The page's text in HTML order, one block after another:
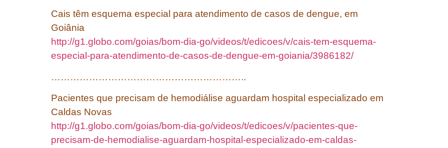
Cais têm esquema especial para atendimento de casos de dengue, em
Goiânia
http://g1.globo.com/goias/bom-dia-go/videos/t/edicoes/v/cais-tem-esquema-
especial-para-atendimento-de-casos-de-dengue-em-goiania/3986182/
……………………………………………………..
Pacientes que precisam de hemodiálise aguardam hospital especializado em
Caldas Novas
http://g1.globo.com/goias/bom-dia-go/videos/t/edicoes/v/pacientes-que-
precisam-de-hemodialise-aguardam-hospital-especializado-em-caldas-